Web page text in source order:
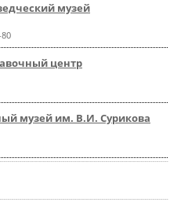
музей
центр
музей им. В.И. Сурикова